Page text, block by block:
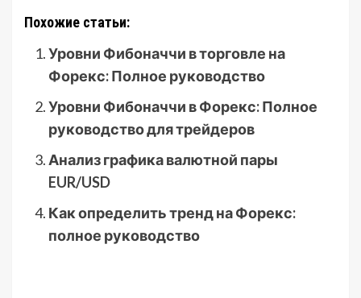
Похожие статьи:
Уровни Фибоначчи в торговле на
Форекс: Полное руководство
Уровни Фибоначчи в Форекс: Полное
руководство для трейдеров
Анализ графика валютной пары
EUR/USD
Как определить тренд на Форекс:
полное руководство